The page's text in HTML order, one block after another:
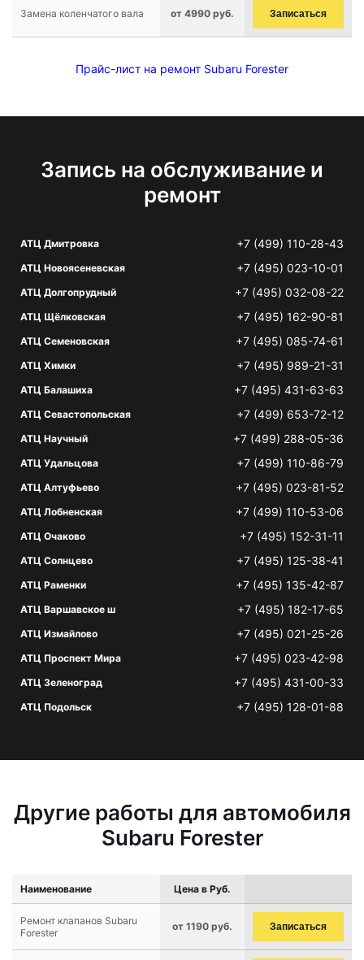
Замена коленчатого вала от 4990 руб. Записаться
Прайс-лист на ремонт Subaru Forester
Запись на обслуживание и
ремонт
АТЦ Дмитровка +7 (499) 110-28-43
АТЦ Новоясеневская +7 (495) 023-10-01
АТЦ Долгопрудный +7 (495) 032-08-22
АТЦ Щёлковская +7 (495) 162-90-81
АТЦ Семеновская +7 (495) 085-74-61
АТЦ Химки +7 (495) 989-21-31
АТЦ Балашиха +7 (495) 431-63-63
АТЦ Севастопольская +7 (499) 653-72-12
АТЦ Научный +7 (499) 288-05-36
АТЦ Удальцова +7 (499) 110-86-79
АТЦ Алтуфьево +7 (495) 023-81-52
АТЦ Лобненская +7 (499) 110-53-06
АТЦ Очаково +7 (495) 152-31-11
АТЦ Солнцево +7 (495) 125-38-41
АТЦ Раменки +7 (495) 135-42-87
АТЦ Варшавское ш +7 (495) 182-17-65
АТЦ Измайлово +7 (495) 021-25-26
АТЦ Проспект Мира +7 (495) 023-42-98
АТЦ Зеленоград +7 (495) 431-00-33
АТЦ Подольск +7 (495) 128-01-88
Другие работы для автомобиля
Subaru Forester
Наименование Цена в Руб.
Ремонт клапанов Subaru
Forester
от 1190 руб. Записаться